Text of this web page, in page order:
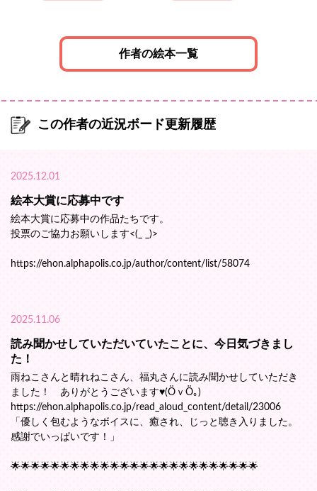
作者の絵本一覧
この作者の近況ボード更新履歴
2025.12.01
絵本大賞に応募中です
絵本大賞に応募中の作品たちです。
投票のご協力お願いします<(_ _)>
https://ehon.alphapolis.co.jp/author/content/list/58074
2025.11.06
読み聞かせしていただいていたことに、今日気づきまし
た！
雨ねこさんと晴れねこさん、福丸さんに読み聞かせしていただき
ました！ ありがとうございます♥(ӦｖӦ｡)
https://ehon.alphapolis.co.jp/read_aloud_content/detail/23006
「優しく包むようなボイスに、癒され、じっと聴き入りました。
感謝でいっぱいです！」
🌟🌟🌟🌟🌟🌟🌟🌟🌟🌟🌟🌟🌟🌟🌟🌟🌟🌟🌟🌟🌟🌟🌟🌟🌟